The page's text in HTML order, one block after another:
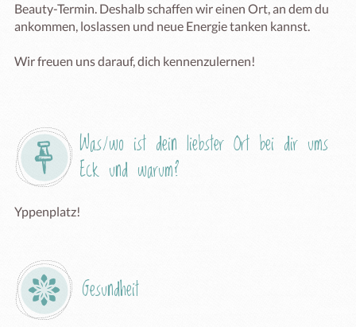
Beauty-Termin. Deshalb schaffen wir einen Ort, an dem du
ankommen, loslassen und neue Energie tanken kannst.
Wir freuen uns darauf, dich kennenzulernen!
Was/wo ist dein liebster Ort bei dir ums
Eck und warum?
Yppenplatz!
Gesundheit